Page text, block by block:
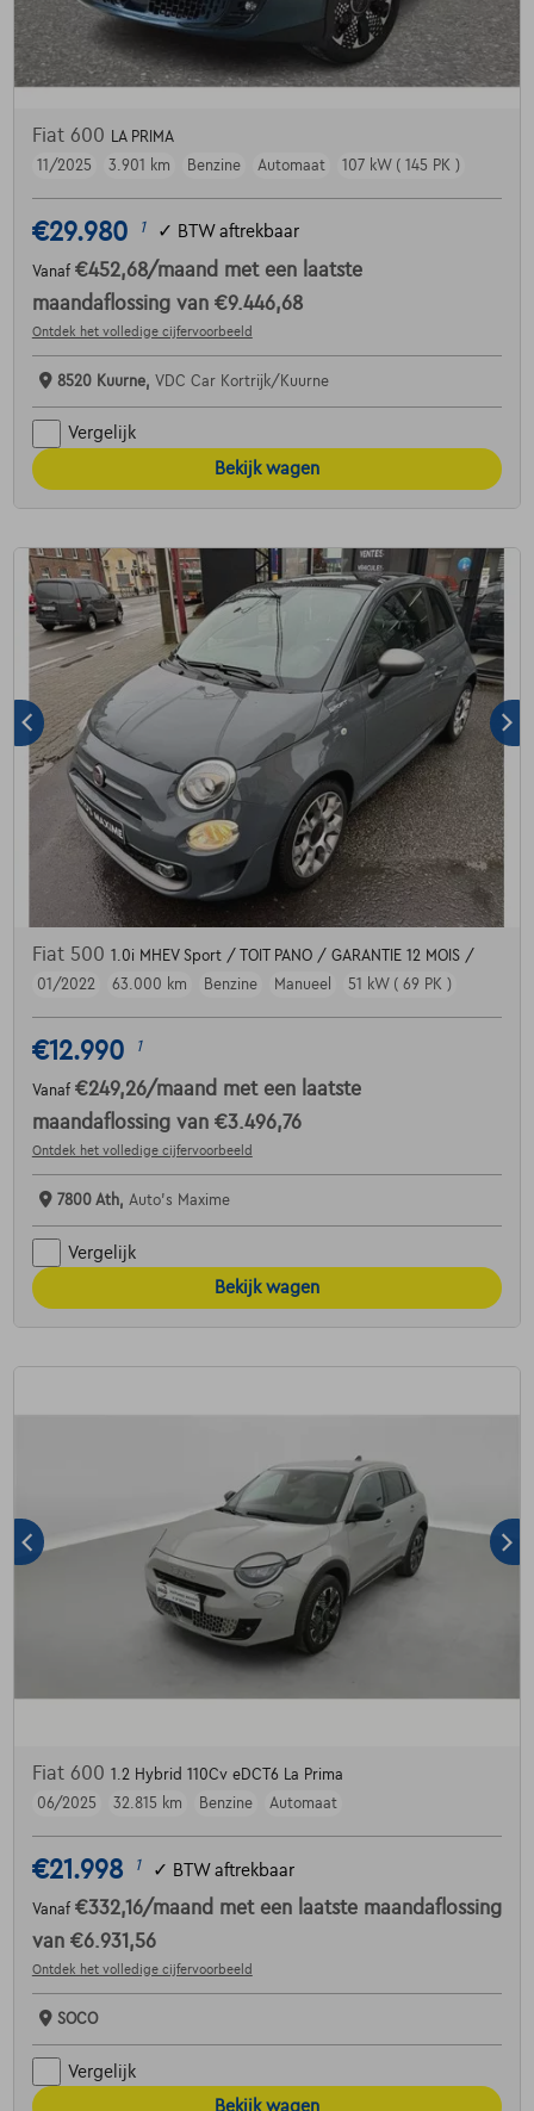
Fiat 600
LA PRIMA
11/2025
3.901 km Benzine Automaat 107 kW ( 145 PK )
€29.980 1 ✓ BTW aftrekbaar
Vanaf €452,68/maand met een laatste
maandaflossing van €9.446,68
Ontdek het volledige cijfervoorbeeld
8520 Kuurne, VDC Car Kortrijk/Kuurne
Vergelijk
Bekijk wagen
Fiat 500 1.0i MHEV Sport / TOIT PANO / GARANTIE 12 MOIS /
01/2022
63.000 km Benzine Manueel 51 kW ( 69 PK )
€12.990 1
Vanaf €249,26/maand met een laatste
maandaflossing van €3.496,76
Ontdek het volledige cijfervoorbeeld
7800 Ath, Auto's Maxime
Vergelijk
Bekijk wagen
Fiat 600 1.2 Hybrid 110Cv eDCT6 La Prima
06/2025
32.815 km Benzine Automaat
€21.998 1 ✓ BTW aftrekbaar
Vanaf €332,16/maand met een laatste maandaflossing
van €6.931,56
Ontdek het volledige cijfervoorbeeld
SOCO
Vergelijk
Bekijk wagen